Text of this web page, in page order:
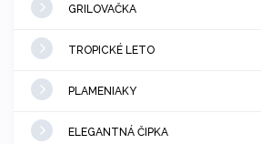
GRILOVAČKA
TROPICKÉ LETO
PLAMENIAKY
ELEGANTNÁ ČIPKA